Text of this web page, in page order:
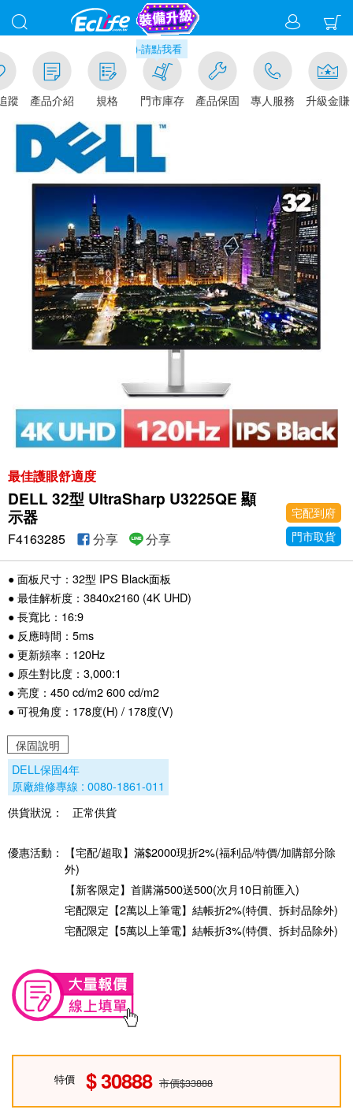
蹤 產品介紹 規格
折1%(部分商品不適用)-請點我看
門市庫存 產品保固 專人服務 升級金賺
最佳護眼舒適度
DELL 32型 UltraSharp U3225QE 顯
示器
宅配到府
門市取貨
F4163285 分享 分享
● 面板尺寸：32型 IPS Black面板
● 最佳解析度：3840x2160 (4K UHD)
● 長寬比：16:9
● 反應時間：5ms
● 更新頻率：120Hz
● 原生對比度：3,000:1
● 亮度：450 cd/m2 600 cd/m2
● 可視角度：178度(H) / 178度(V)
保固說明
DELL保固4年
原廠維修專線 : 0080-1861-011
供貨狀況：
正常供貨
優惠活動：
【宅配/超取】滿$2000現折2%(福利品/特價/加購部分除
外)
【新客限定】首購滿500送500(次月10日前匯入)
宅配限定【2萬以上筆電】結帳折2%(特價、拆封品除外)
宅配限定【5萬以上筆電】結帳折3%(特價、拆封品除外)
特價 30888 市價$33888